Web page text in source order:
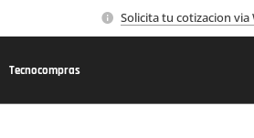
Solicita tu cotizacion via
Tecnocompras